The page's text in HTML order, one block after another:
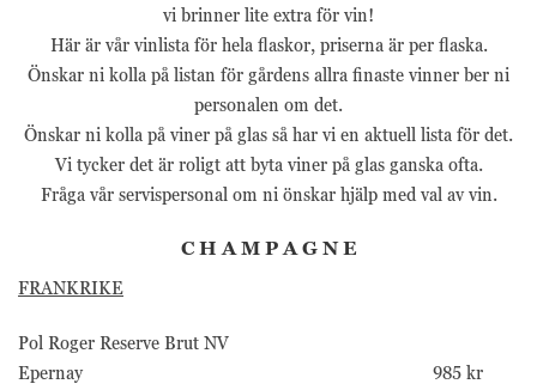
vi brinner lite extra för vin!
Här är vår vinlista för hela flaskor, priserna är per flaska.
Önskar ni kolla på listan för gårdens allra finaste vinner ber ni
personalen om det.
Önskar ni kolla på viner på glas så har vi en aktuell lista för det.
Vi tycker det är roligt att byta viner på glas ganska ofta.
Fråga vår servispersonal om ni önskar hjälp med val av vin.
C H A M P A G N E
FRANKRIKE
Pol Roger Reserve Brut NV
Epernay 985 kr
cookies lagrar
identifierbara
uppgifter.
Statistik
Statistik-cookies
används för att
interagerar med
mätvärden, antal